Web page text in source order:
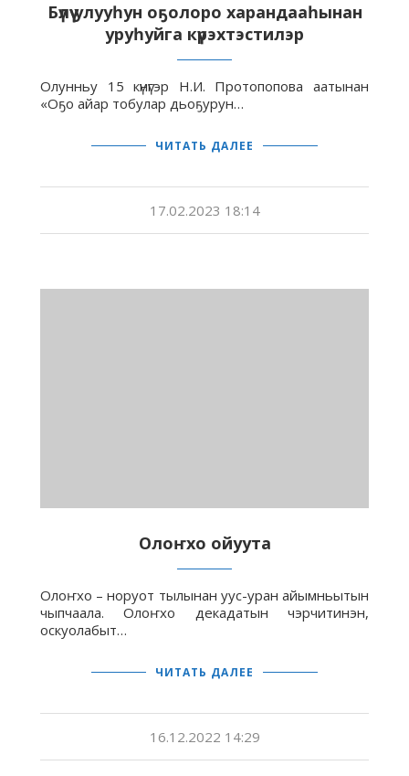
Бүлүү улууһун оҕолоро харандааһынан
уруһуйга күрэхтэстилэр
Олунньу 15 күнүгэр Н.И. Протопопова аатынан
«Оҕо айар тобулар дьоҕурун…
ЧИТАТЬ ДАЛЕЕ
17.02.2023 18:14
Олоҥхо ойуута
Олоҥхо – норуот тылынан уус-уран айымньытын
чыпчаала. Олоҥхо декадатын чэрчитинэн,
оскуолабыт…
ЧИТАТЬ ДАЛЕЕ
16.12.2022 14:29